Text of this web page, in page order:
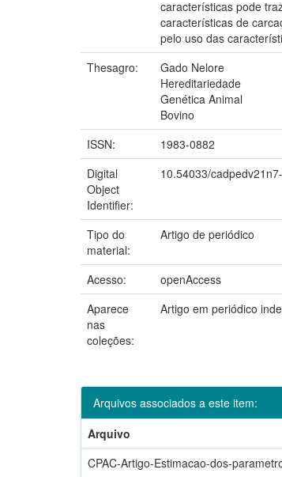
características pode
características de
pelo uso das
Thesagro:
Gado Nelore
Hereditariedade
Genética Animal
Bovino
ISSN:
1983-0882
Digital
Object
Identifier:
10.54033/
Tipo do
material:
Artigo de periódico
Acesso:
openAccess
Aparece
nas
coleções:
Artigo em periódico
Arquivos associados a este item:
Arquivo
CPAC-Artigo-Estimacao-dos-